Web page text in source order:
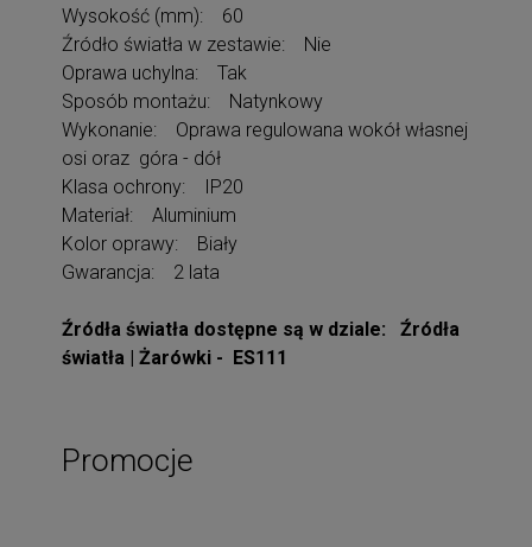
Wysokość (mm): 60
Źródło światła w zestawie: Nie
Oprawa uchylna: Tak
Sposób montażu: Natynkowy
Wykonanie: Oprawa regulowana wokół własnej
osi oraz góra - dół
Klasa ochrony: IP20
Materiał: Aluminium
Kolor oprawy: Biały
Gwarancja: 2 lata
Źródła światła dostępne są w dziale: Źródła
światła | Żarówki - ES111
Promocje